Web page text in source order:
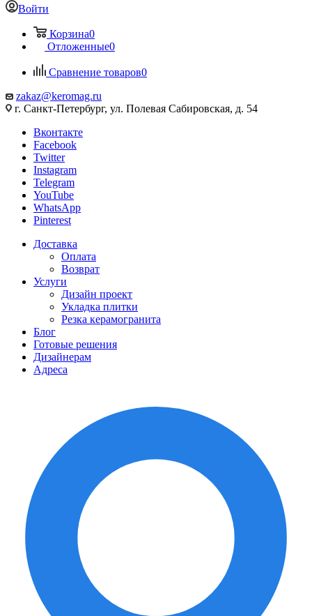
Войти
Корзина0
Отложенные0
Сравнение товаров0
zakaz@keromag.ru
г. Санкт-Петербург, ул. Полевая Сабировская, д. 54
Вконтакте
Facebook
Twitter
Instagram
Telegram
YouTube
WhatsApp
Pinterest
Доставка
Оплата
Возврат
Услуги
Дизайн проект
Укладка плитки
Резка керамогранита
Блог
Готовые решения
Дизайнерам
Адреса